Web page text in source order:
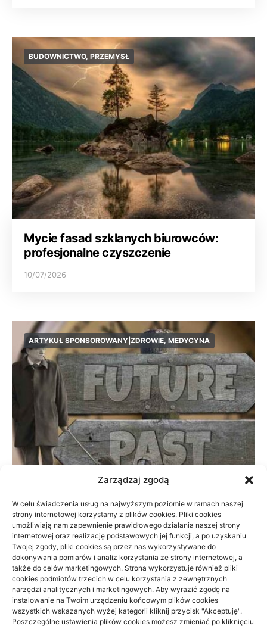
Zarządzaj zgodą
W celu świadczenia usług na najwyższym poziomie w ramach naszej
strony internetowej korzystamy z plików cookies. Pliki cookies
umożliwiają nam zapewnienie prawidłowego działania naszej strony
internetowej oraz realizację podstawowych jej funkcji, a po uzyskaniu
Twojej zgody, pliki cookies są przez nas wykorzystywane do
dokonywania pomiarów i analiz korzystania ze strony internetowej, a
także do celów marketingowych. Strona wykorzystuje również pliki
cookies podmiotów trzecich w celu korzystania z zewnętrznych
narzędzi analitycznych i marketingowych. Aby wyrazić zgodę na
instalowanie na Twoim urządzeniu końcowym plików cookies
wszystkich wskazanych wyżej kategorii kliknij przycisk "Akceptuję".
Poszczególne ustawienia plików cookies możesz zmieniać po kliknięciu
BUDOWNICTWO, PRZEMYSŁ
Mycie fasad szklanych biurowców:
profesjonalne czyszczenie
10/07/2026
ARTYKUŁ SPONSOROWANY|ZDROWIE, MEDYCYNA
Prywatnie czy na NFZ: fizjoterapia przy
braku czasu
23/06/2026